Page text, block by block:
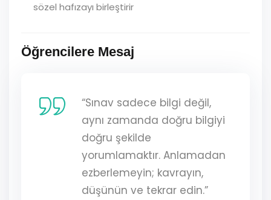
sözel hafızayı birleştirir
Öğrencilere Mesaj
“Sınav sadece bilgi değil,
aynı zamanda doğru bilgiyi
doğru şekilde
yorumlamaktır. Anlamadan
ezberlemeyin; kavrayın,
düşünün ve tekrar edin.”